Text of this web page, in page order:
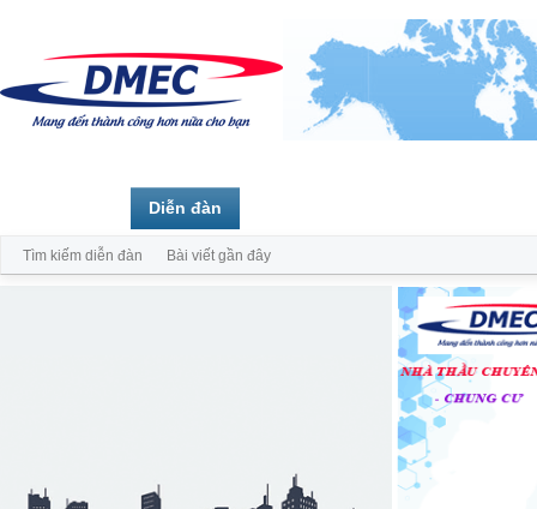
Diễn đàn
Tìm kiếm diễn đàn Bài viết gần đây